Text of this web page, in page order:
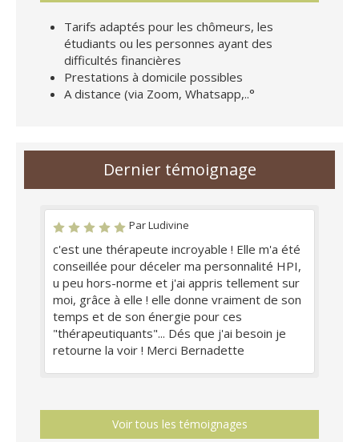
Tarifs adaptés pour les chômeurs, les
étudiants ou les personnes ayant des
difficultés financières
Prestations à domicile possibles
A distance (via Zoom, Whatsapp,..°
Dernier témoignage
Par Ludivine
c'est une thérapeute incroyable ! Elle m'a été
conseillée pour déceler ma personnalité HPI,
u peu hors-norme et j'ai appris tellement sur
moi, grâce à elle ! elle donne vraiment de son
temps et de son énergie pour ces
"thérapeutiquants"... Dés que j'ai besoin je
retourne la voir ! Merci Bernadette
Voir tous les témoignages